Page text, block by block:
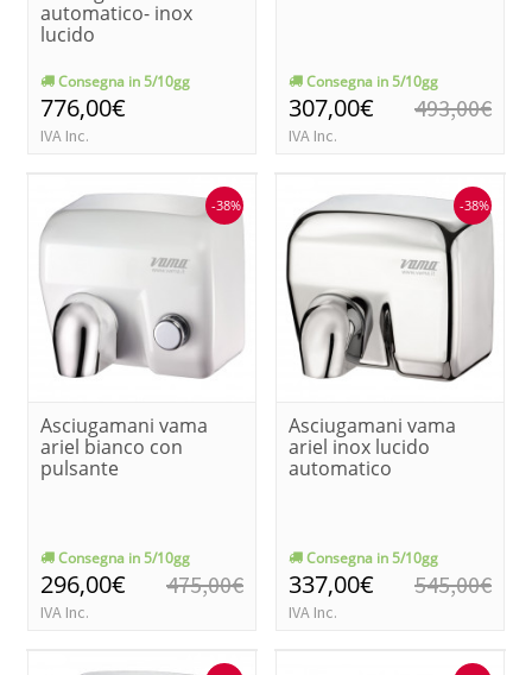
automatico- inox
lucido
Consegna in 5/10gg
776,00€
IVA Inc.
Consegna in 5/10gg
307,00€
IVA Inc.
493,00€
-38%
Asciugamani vama
ariel bianco con
pulsante
Consegna in 5/10gg
296,00€
IVA Inc.
475,00€
-38%
Asciugamani vama
ariel inox lucido
automatico
Consegna in 5/10gg
337,00€
IVA Inc.
545,00€